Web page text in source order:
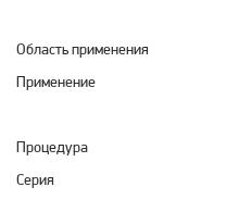
Область применения
Применение
Процедура
Серия